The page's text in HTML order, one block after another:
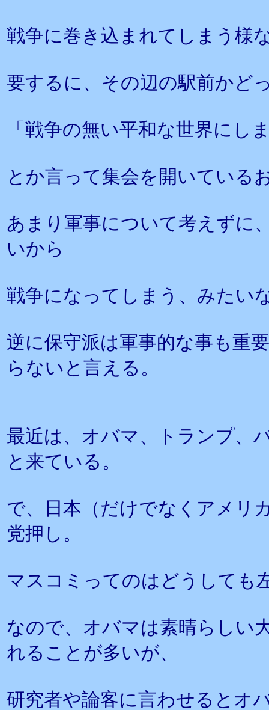
戦争に巻き込まれてしまう様
要するに、その辺の駅前かど
「戦争の無い平和な世界にし
とか言って集会を開いている
あまり軍事について考えずに
いから
戦争になってしまう、みたい
逆に保守派は軍事的な事も重
らないと言える。
最近は、オバマ、トランプ、
と来ている。
で、日本（だけでなくアメリ
党押し。
マスコミってのはどうしても
なので、オバマは素晴らしい
れることが多いが、
研究者や論客に言わせるとオ